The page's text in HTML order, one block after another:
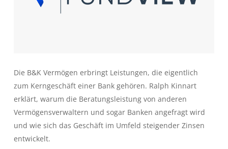
Die B&K Vermögen erbringt Leistungen, die eigentlich
zum Kerngeschäft einer Bank gehören. Ralph Kinnart
erklärt, warum die Beratungsleistung von anderen
Vermögensverwaltern und sogar Banken angefragt wird
und wie sich das Geschäft im Umfeld steigender Zinsen
entwickelt.